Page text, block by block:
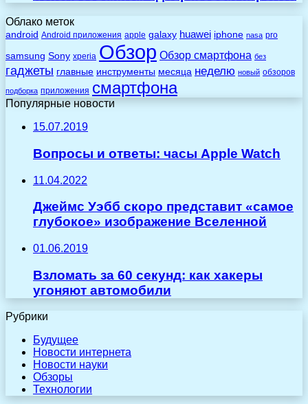
Облако меток
android Android приложения apple galaxy huawei iphone nasa pro
samsung Sony xperia Обзор Обзор смартфона без
гаджеты главные инструменты месяца неделю новый обзоров
подборка приложения смартфона
Популярные новости
15.07.2019
Вопросы и ответы: часы Apple Watch
11.04.2022
Джеймс Уэбб скоро представит «самое
глубокое» изображение Вселенной
01.06.2019
Взломать за 60 секунд: как хакеры
угоняют автомобили
Рубрики
Будущее
Новости интернета
Новости науки
Обзоры
Технологии